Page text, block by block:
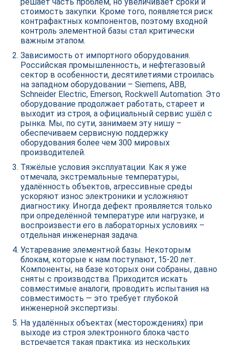
стоимость закупки. Кроме того, появляется риск
контрафактных компонентов, поэтому входной
контроль элементной базы стал критически
важным этапом.
Зависимость от импортного оборудования.
Российская промышленность, и нефтегазовый
сектор в особенности, десятилетиями строилась
на западном оборудовании – Siemens, ABB,
Schneider Electric, Emerson, Rockwell Automation. Это
оборудование продолжает работать, стареет и
выходит из строя, а официальный сервис ушёл с
рынка. Мы, по сути, занимаем эту нишу –
обеспечиваем сервисную поддержку
оборудования более чем 300 мировых
производителей.
Тяжёлые условия эксплуатации. Как я уже
отмечала, экстремальные температуры,
удалённость объектов, агрессивные среды
ускоряют износ электроники и усложняют
диагностику. Иногда дефект проявляется только
при определённой температуре или нагрузке, и
воспроизвести его в лабораторных условиях –
отдельная инженерная задача.
Устаревание элементной базы. Некоторым
блокам, которые к нам поступают, 15-20 лет.
Компоненты, на базе которых они собраны, давно
сняты с производства. Приходится искать
совместимые аналоги, проводить испытания на
совместимость — это требует глубокой
инженерной экспертизы.
На удалённых объектах (месторождениях) при
выходе из строя электронного блока часто
встречается такая практика: из нескольких